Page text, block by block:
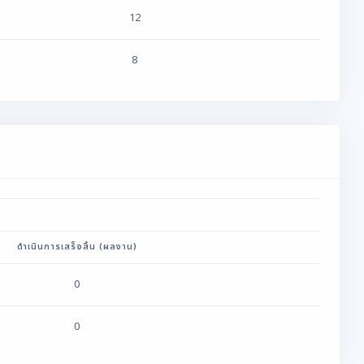
12
8
ดำเนินการเสร็จสิ้น (ผลงาน)
0
0